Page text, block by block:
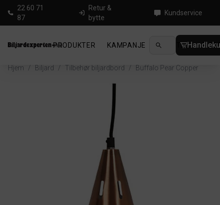
22 60 71
87
Retur &
bytte
Kundservice
PRODUKTER KAMPANJE NYHETER
Hjem / Biljard / Tilbehør biljardbord / Buffalo Pear Copper